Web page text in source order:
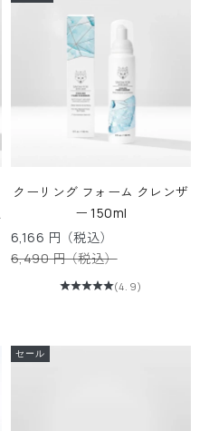
クーリング フォーム クレンザ
ー 150ml
セール価格
6,166 円（税込）
通常価格
6,490 円（税込）
(4.9)
セール